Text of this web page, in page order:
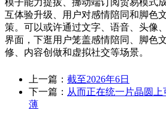
模子能力提拔、挪动端订阅贸易模式
互体验升级、用户对感情陪同和脚色
策。可以或许通过文字、语音、头像
界面，下逛用户笼盖感情陪同、脚色
修、内容创做和虚拟社交等场景。
上一篇： 截至2026年6日
下一篇： 从而正在统一片晶圆
薄